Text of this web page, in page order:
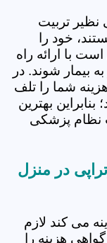
نظیر تربیت
خود را
با ارائه راه
بیمار شوند. در
شما را تلف
بهترین
نظام پزشکی
در منزل
می کند لازم
هزینه را